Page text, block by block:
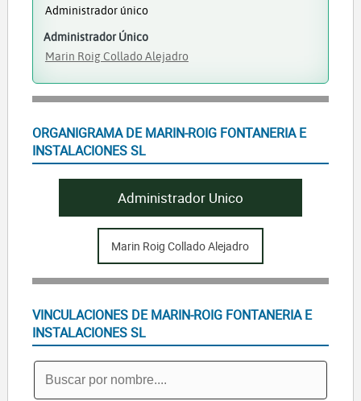
Administrador único
Administrador Único
Marin Roig Collado Alejadro
ORGANIGRAMA DE MARIN-ROIG FONTANERIA E
INSTALACIONES SL
Administrador Unico
Marin Roig Collado Alejadro
VINCULACIONES DE MARIN-ROIG FONTANERIA E
INSTALACIONES SL